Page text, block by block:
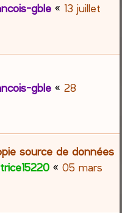
gble « 13 juillet
gble «28
source de données
«05 mars